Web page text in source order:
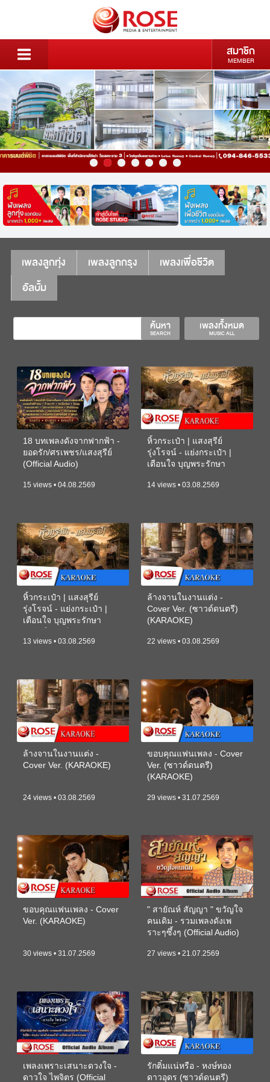
สมาชิก
MEMBER
เพลงลูกทุ่ง เพลงลูกกรุง
เพลงเพื่อชีวิต
อัลบั้ม
เพลงทั้งหมด
MUSIC ALL
ค้นหา
SEARCH
18 บทเพลงดังจากฟากฟ้า -
ยอดรัก/ศรเพชร/แสงสุรีย์
(Official Audio)
15 views • 04.08.2569
หิ้วกระเป๋า | แสงสุรีย์
รุ่งโรจน์ - แย่งกระเป๋า |
เตือนใจ บุญพระรักษา
14 views • 03.08.2569
หิ้วกระเป๋า | แสงสุรีย์
รุ่งโรจน์ - แย่งกระเป๋า |
เตือนใจ บุญพระรักษา
13 views • 03.08.2569
ล้างจานในงานแต่ง -
Cover Ver. (ซาวด์ดนตรี)
(KARAOKE)
22 views • 03.08.2569
ล้างจานในงานแต่ง -
Cover Ver. (KARAOKE)
24 views • 03.08.2569
ขอบคุณแฟนเพลง - Cover
Ver. (ซาวด์ดนตรี)
(KARAOKE)
29 views • 31.07.2569
ขอบคุณแฟนเพลง - Cover
Ver. (KARAOKE)
30 views • 31.07.2569
" สายัณห์ สัญญา " ขวัญใจ
คนเดิม - รวมเพลงดังเพ
ราะๆซึ้งๆ (Official Audio)
27 views • 21.07.2569
เพลงเพราะเสนาะดวงใจ -
ดาวใจ ไพจิตร (Official
รักติ๋มแน่หรือ - หงษ์ทอง
ดาวอุดร (ซาวด์ดนตรี)